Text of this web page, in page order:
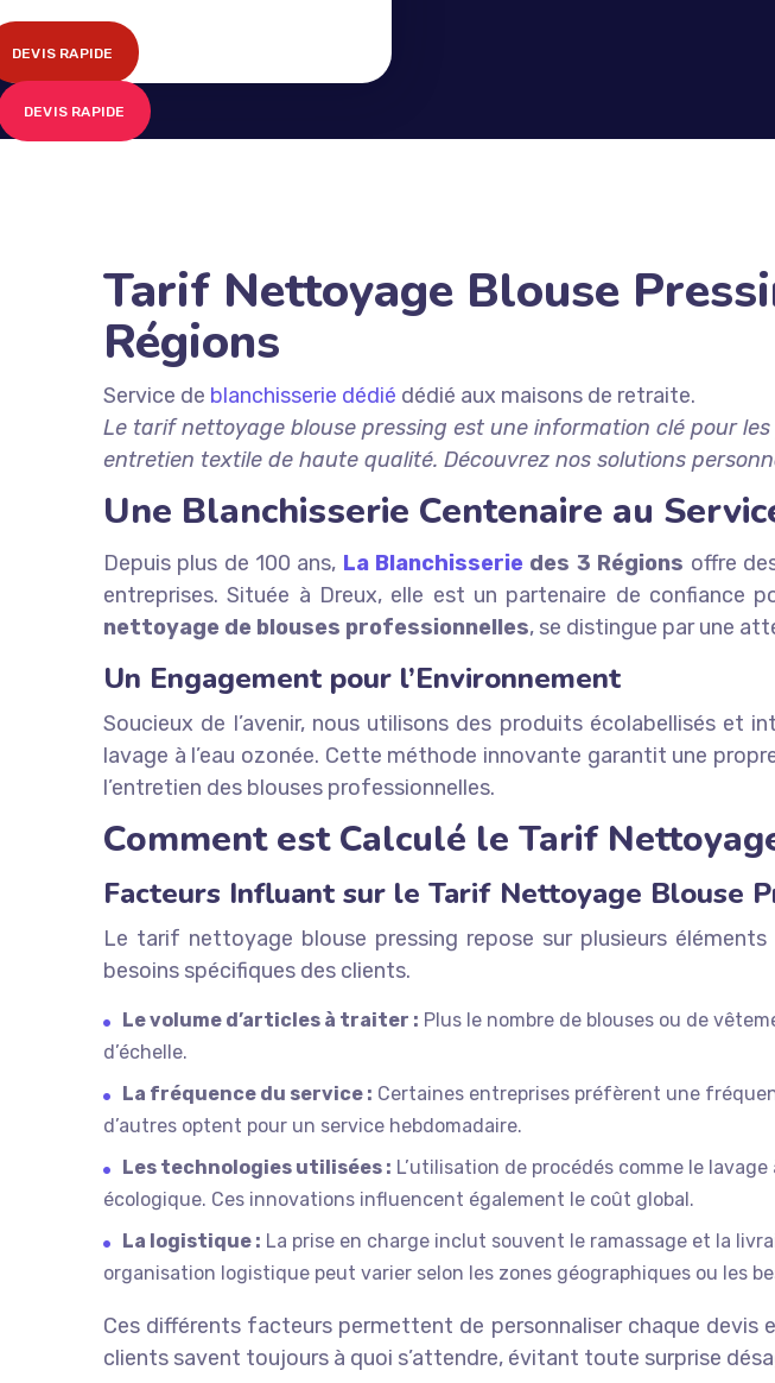
DEVIS RAPIDE
DEVIS RAPIDE
Tarif Nettoyage Blouse
Régions
Service de blanchisserie dédié dédié aux maisons de retraite.
Le tarif nettoyage blouse pressing est une information clé pour
entretien textile de haute qualité. Découvrez nos solutions
Une Blanchisserie Centenaire au
Depuis plus de 100 ans, La Blanchisserie des 3 Régions offre
entreprises. Située à Dreux, elle est un partenaire de confiance
nettoyage de blouses professionnelles, se distingue par une
Un Engagement pour l’Environnement
Soucieux de l’avenir, nous utilisons des produits écolabellisés et
lavage à l’eau ozonée. Cette méthode innovante garantit une
l’entretien des blouses professionnelles.
Comment est Calculé le Tarif
Facteurs Influant sur le Tarif Nettoyage Blouse
Le tarif nettoyage blouse pressing repose sur plusieurs
besoins spécifiques des clients.
Le volume d’articles à traiter : Plus le nombre de blouses ou de
d’échelle.
La fréquence du service : Certaines entreprises préfèrent une
d’autres optent pour un service hebdomadaire.
Les technologies utilisées : L’utilisation de procédés comme le
écologique. Ces innovations influencent également le coût global.
La logistique : La prise en charge inclut souvent le ramassage et la
organisation logistique peut varier selon les zones géographiques ou les
Ces différents facteurs permettent de personnaliser chaque
clients savent toujours à quoi s’attendre, évitant toute surprise